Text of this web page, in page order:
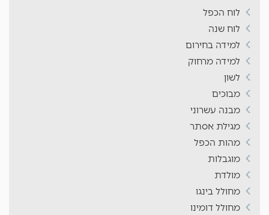
לוח הכפל
לוח שנה
למידה בחירום
למידה מרחוק
לשון
מבוכים
מבנה עשרוני
מגילת אסתר
מהות הכפל
מוגבלות
מולדת
מחולל בינגו
מחולל דומינו